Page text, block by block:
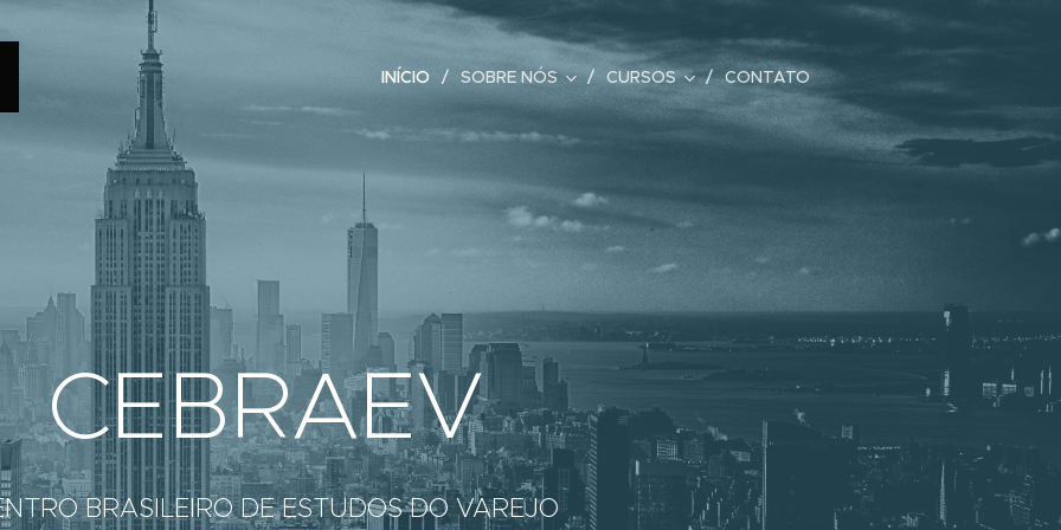
INÍCIO SOBRE NÓS CURSOS CONTATO
CEBRAEV
BRASILEIRO DE ESTUDOS DO VAREJO